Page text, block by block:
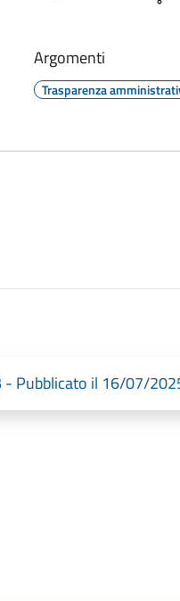
Argomenti
Trasparenza
- Pubblicato il 16/07/